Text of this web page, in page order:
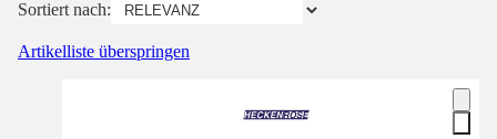
Sortiert nach:
Artikelliste überspringen